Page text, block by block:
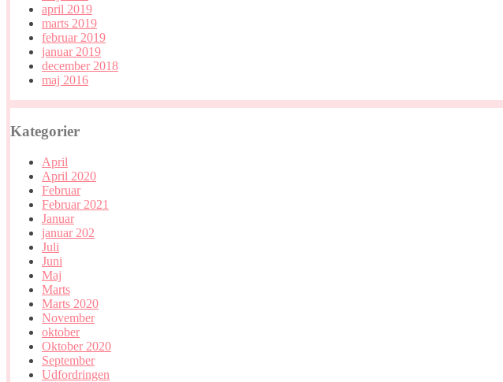
april 2019
marts 2019
februar 2019
januar 2019
december 2018
maj 2016
Kategorier
April
April 2020
Februar
Februar 2021
Januar
januar 202
Juli
Juni
Maj
Marts
Marts 2020
November
oktober
Oktober 2020
September
Udfordringen